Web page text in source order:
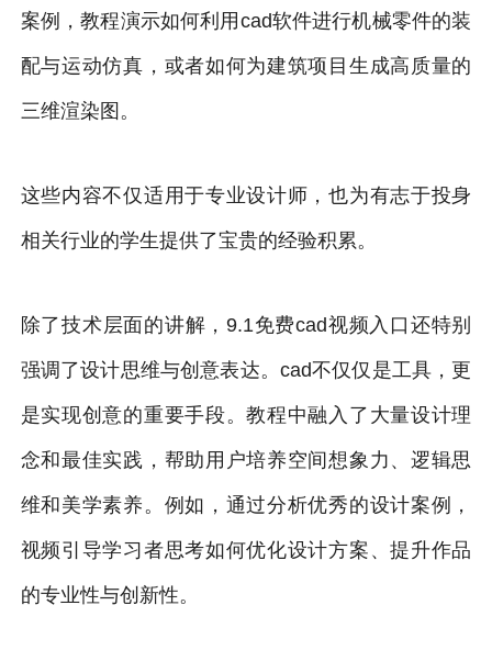
案例，教程演示如何利用cad软件进行机械零件的装
配与运动仿真，或者如何为建筑项目生成高质量的
三维渲染图。
这些内容不仅适用于专业设计师，也为有志于投身
相关行业的学生提供了宝贵的经验积累。
除了技术层面的讲解，9.1免费cad视频入口还特别
强调了设计思维与创意表达。cad不仅仅是工具，更
是实现创意的重要手段。教程中融入了大量设计理
念和最佳实践，帮助用户培养空间想象力、逻辑思
维和美学素养。例如，通过分析优秀的设计案例，
视频引导学习者思考如何优化设计方案、提升作品
的专业性与创新性。